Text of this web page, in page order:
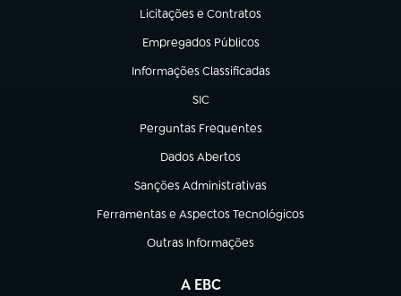
Licitações e Contratos
(abre em nova aba)
Empregados Públicos
(abre em nova aba)
Informações Classificadas
(abre em nova aba)
SIC
(abre em nova aba)
Perguntas Frequentes
(abre em nova aba)
Dados Abertos
(abre em nova aba)
Sanções Administrativas
(abre em nova aba)
Ferramentas e Aspectos Tecnológicos
(abre em nova aba)
Outras Informações
(abre em nova aba)
A EBC